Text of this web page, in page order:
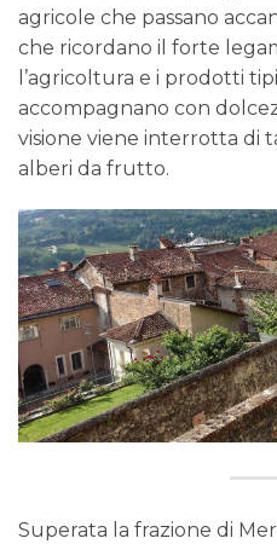
agricole che passano
che ricordano il forte
l’agricoltura e i prodotti
accompagnano con
visione viene interrotta di
alberi da frutto.
Superata la frazione di